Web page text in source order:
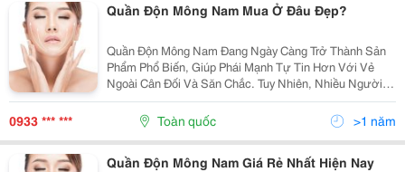
Quần Độn Mông Nam Mua Ở Đâu Đẹp?
Quần Độn Mông Nam Đang Ngày Càng Trở Thành Sản
Phẩm Phổ Biến, Giúp Phái Mạnh Tự Tin Hơn Với Vẻ
Ngoài Cân Đối Và Săn Chắc. Tuy Nhiên, Nhiều Người
Vẫn Chưa Biết Nơi Mua Quần Độn Mông Nam Chất
Lượng, An Toàn Và Phù Hợp. Trong Bài Viết Này, Chúng
Tôi Sẽ...
0933 *** *** Toàn quốc >1 năm
Quần Độn Mông Nam Giá Rẻ Nhất Hiện Nay